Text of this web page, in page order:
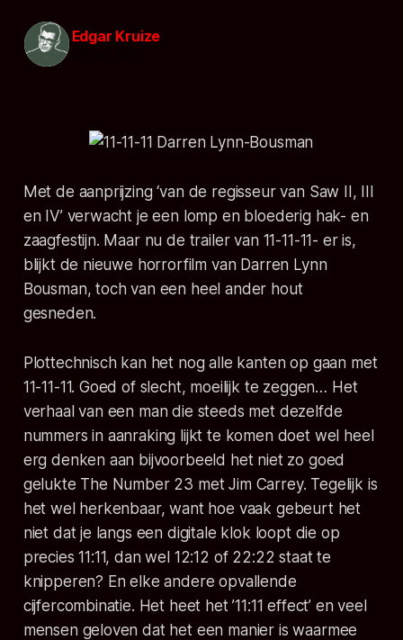
Edgar Kruize
Met de aanprijzing ‘van de regisseur van Saw II, III
en IV’ verwacht je een lomp en bloederig hak- en
zaagfestijn. Maar nu de trailer van 11-11-11- er is,
blijkt de nieuwe horrorfilm van Darren Lynn
Bousman, toch van een heel ander hout
gesneden.
Plottechnisch kan het nog alle kanten op gaan met
11-11-11. Goed of slecht, moeilijk te zeggen… Het
verhaal van een man die steeds met dezelfde
nummers in aanraking lijkt te komen doet wel heel
erg denken aan bijvoorbeeld het niet zo goed
gelukte The Number 23 met Jim Carrey. Tegelijk is
het wel herkenbaar, want hoe vaak gebeurt het
niet dat je langs een digitale klok loopt die op
precies 11:11, dan wel 12:12 of 22:22 staat te
knipperen? En elke andere opvallende
cijfercombinatie. Het heet het ’11:11 effect’ en veel
mensen geloven dat het een manier is waarmee